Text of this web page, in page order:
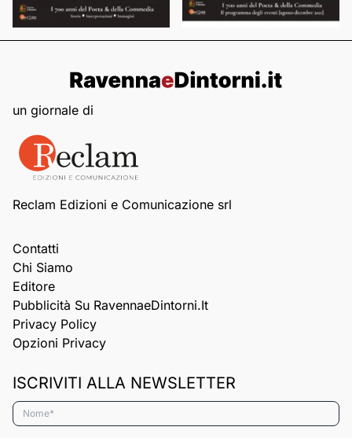
un giornale di
Reclam Edizioni e Comunicazione srl
Contatti
Chi Siamo
Editore
Pubblicità Su RavennaeDintorni.it
Privacy Policy
Opzioni Privacy
ISCRIVITI ALLA NEWSLETTER
Nome*